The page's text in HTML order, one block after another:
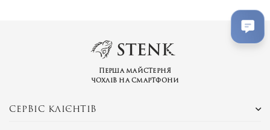
Перша майстерня
чохлів на смартфони
СЕРВІС КЛІЄНТІВ